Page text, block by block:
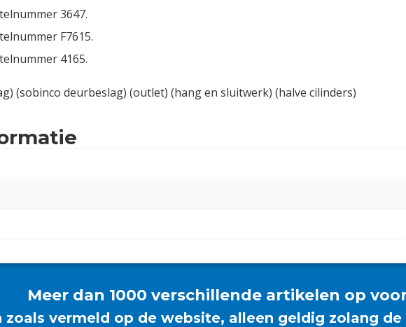
3647.
F7615.
4165.
(sobinco deurbeslag) (outlet) (hang en sluitwerk) (halve cilinders)
Meer dan 1000 verschillende artikelen op
zoals vermeld op de website, alleen geldig zolang